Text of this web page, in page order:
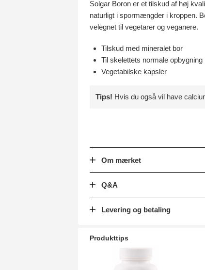
Solgar Boron er et tilskud af høj
naturligt i spormængder i kroppen.
velegnet til vegetarer og veganere.
Tilskud med mineralet bor
Til skelettets normale opbygning
Vegetabilske kapsler
Tips! Hvis du også vil have
Om mærket
Q&A
Levering og betaling
Produkttips